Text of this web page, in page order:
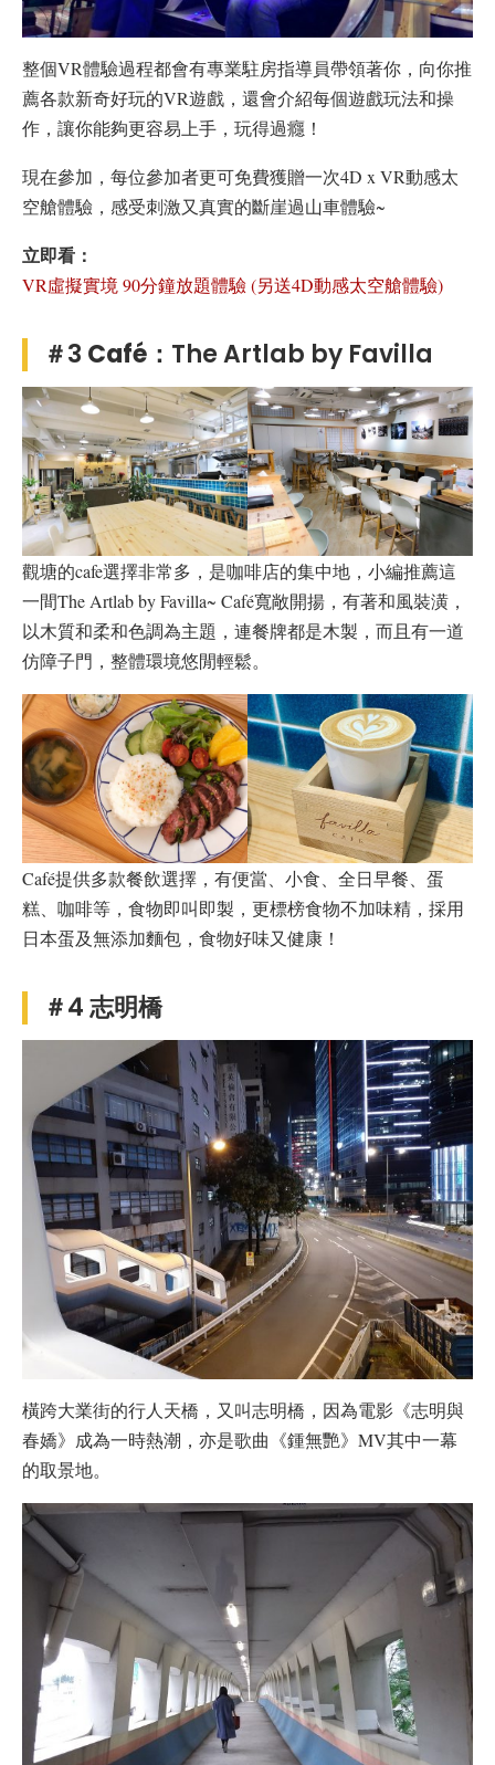
整個VR體驗過程都會有專業駐房指導員帶領著你，向你推
薦各款新奇好玩的VR遊戲，還會介紹每個遊戲玩法和操
作，讓你能夠更容易上手，玩得過癮！
現在參加，每位參加者更可免費獲贈一次4D x VR動感太
空艙體驗，感受刺激又真實的斷崖過山車體驗~
立即看：
VR虛擬實境 90分鐘放題體驗 (另送4D動感太空艙體驗)
＃3 Café ：The Artlab by Favilla
觀塘的cafe選擇非常多，是咖啡店的集中地，小編推薦這
一間The Artlab by Favilla~ Café寬敞開揚，有著和風裝潢，
以木質和柔和色調為主題，連餐牌都是木製，而且有一道
仿障子門，整體環境悠閒輕鬆。
Café提供多款餐飲選擇，有便當、小食、全日早餐、蛋
糕、咖啡等，食物即叫即製，更標榜食物不加味精，採用
日本蛋及無添加麵包，食物好味又健康！
＃4志明橋
橫跨大業街的行人天橋，又叫志明橋，因為電影《志明與
春嬌》成為一時熱潮，亦是歌曲《鍾無艷》MV其中一幕
的取景地。